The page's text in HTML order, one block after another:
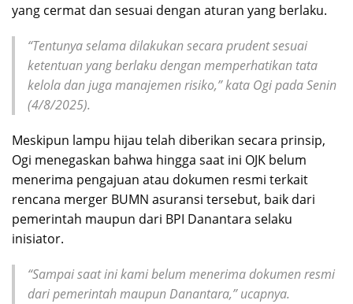
yang cermat dan sesuai dengan aturan yang berlaku.
“Tentunya selama dilakukan secara prudent sesuai
ketentuan yang berlaku dengan memperhatikan tata
kelola dan juga manajemen risiko,” kata Ogi pada Senin
(4/8/2025).
Meskipun lampu hijau telah diberikan secara prinsip,
Ogi menegaskan bahwa hingga saat ini OJK belum
menerima pengajuan atau dokumen resmi terkait
rencana merger BUMN asuransi tersebut, baik dari
pemerintah maupun dari BPI Danantara selaku
inisiator.
“Sampai saat ini kami belum menerima dokumen resmi
dari pemerintah maupun Danantara,” ucapnya.